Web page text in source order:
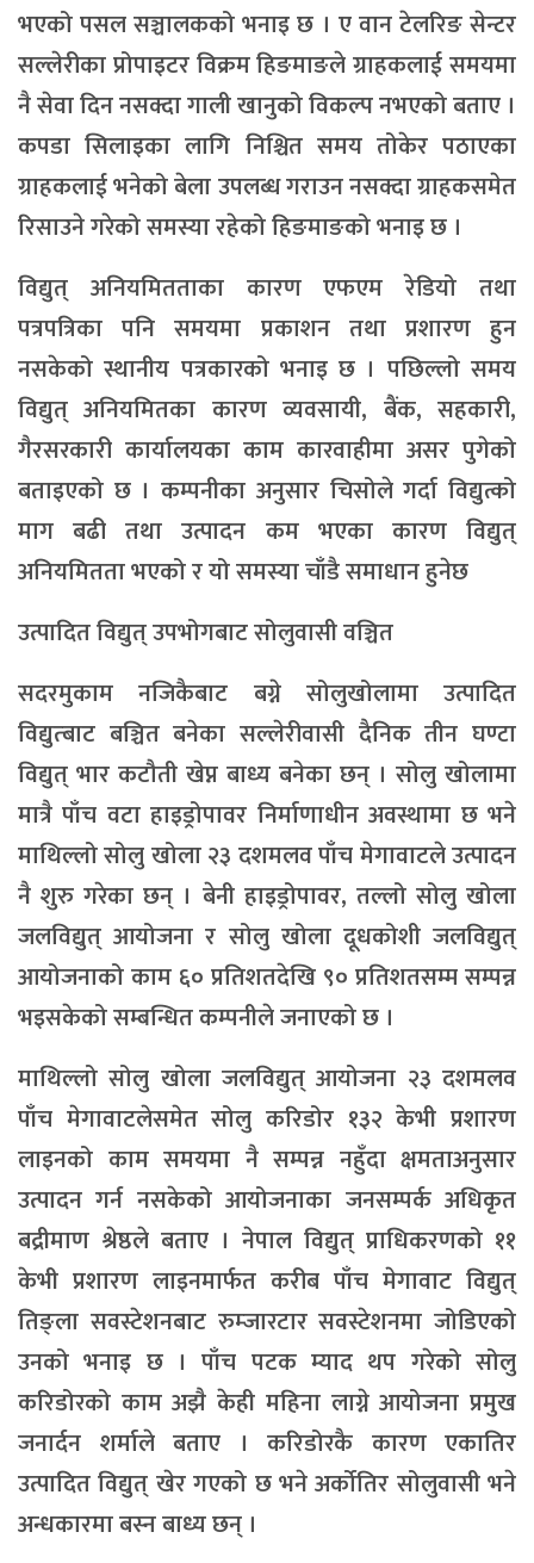
भएको पसल सञ्चालकको भनाइ छ । ए वान टेलरिङ सेन्टर
सल्लेरीका प्रोपाइटर विक्रम हिङमाङले ग्राहकलाई समयमा
नै सेवा दिन नसक्दा गाली खानुको विकल्प नभएको बताए ।
कपडा सिलाइका लागि निश्चित समय तोकेर पठाएका
ग्राहकलाई भनेको बेला उपलब्ध गराउन नसक्दा ग्राहकसमेत
रिसाउने गरेको समस्या रहेको हिङमाङको भनाइ छ ।
विद्युत् अनियमितताका कारण एफएम रेडियो तथा
पत्रपत्रिका पनि समयमा प्रकाशन तथा प्रशारण हुन
नसकेको स्थानीय पत्रकारको भनाइ छ । पछिल्लो समय
विद्युत् अनियमितका कारण व्यवसायी, बैंक, सहकारी,
गैरसरकारी कार्यालयका काम कारवाहीमा असर पुगेको
बताइएको छ । कम्पनीका अनुसार चिसोले गर्दा विद्युत्को
माग बढी तथा उत्पादन कम भएका कारण विद्युत्
अनियमितता भएको र यो समस्या चाँडै समाधान हुनेछ
उत्पादित विद्युत् उपभोगबाट सोलुवासी वञ्चित
सदरमुकाम नजिकैबाट बग्ने सोलुखोलामा उत्पादित
विद्युत्बाट बञ्चित बनेका सल्लेरीवासी दैनिक तीन घण्टा
विद्युत् भार कटौती खेप्न बाध्य बनेका छन् । सोलु खोलामा
मात्रै पाँच वटा हाइड्रोपावर निर्माणाधीन अवस्थामा छ भने
माथिल्लो सोलु खोला २३ दशमलव पाँच मेगावाटले उत्पादन
नै शुरु गरेका छन् । बेनी हाइड्रोपावर, तल्लो सोलु खोला
जलविद्युत् आयोजना र सोलु खोला दूधकोशी जलविद्युत्
आयोजनाको काम ६० प्रतिशतदेखि ९० प्रतिशतसम्म सम्पन्न
भइसकेको सम्बन्धित कम्पनीले जनाएको छ ।
माथिल्लो सोलु खोला जलविद्युत् आयोजना २३ दशमलव
पाँच मेगावाटलेसमेत सोलु करिडोर १३२ केभी प्रशारण
लाइनको काम समयमा नै सम्पन्न नहुँदा क्षमताअनुसार
उत्पादन गर्न नसकेको आयोजनाका जनसम्पर्क अधिकृत
बद्रीमाण श्रेष्ठले बताए । नेपाल विद्युत् प्राधिकरणको ११
केभी प्रशारण लाइनमार्फत करीब पाँच मेगावाट विद्युत्
तिङ्ला सवस्टेशनबाट रुम्जारटार सवस्टेशनमा जोडिएको
उनको भनाइ छ । पाँच पटक म्याद थप गरेको सोलु
करिडोरको काम अझै केही महिना लाग्ने आयोजना प्रमुख
जनार्दन शर्माले बताए । करिडोरकै कारण एकातिर
उत्पादित विद्युत् खेर गएको छ भने अर्कोतिर सोलुवासी भने
अन्धकारमा बस्न बाध्य छन् ।